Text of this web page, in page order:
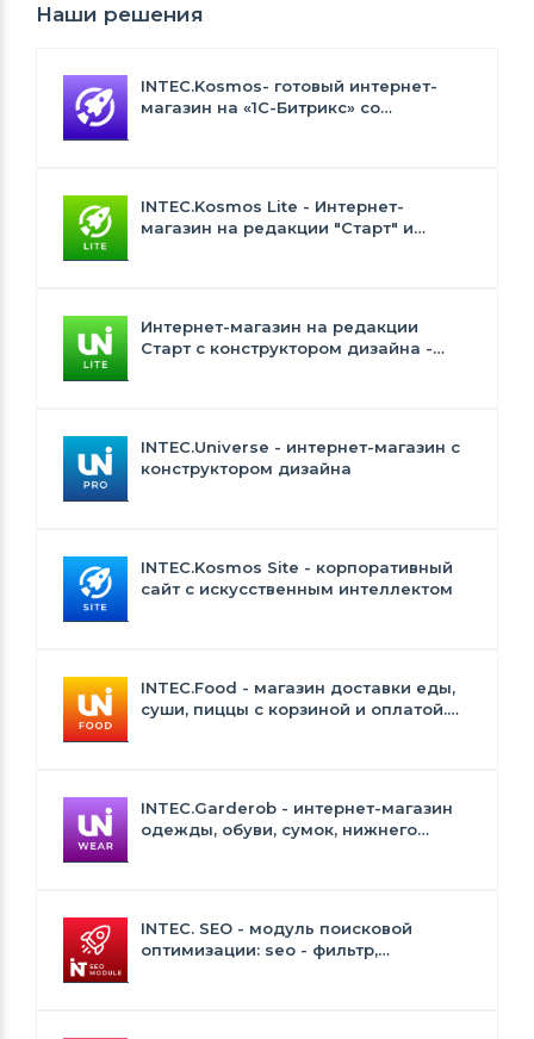
Наши решения
INTEC.Kosmos- готовый интернет-
магазин на «1С-Битрикс» со
INTEC.Kosmos Lite - Интернет-
магазин на редакции "Старт" и
Интернет-магазин на редакции
Старт с конструктором дизайна -
INTEC.Universe - интернет-магазин с
конструктором дизайна
INTEC.Kosmos Site - корпоративный
сайт с искусственным интеллектом
INTEC.Food - магазин доставки еды,
суши, пиццы с корзиной и оплатой.
INTEC.Garderob - интернет-магазин
одежды, обуви, сумок, нижнего
INTEC. SEO - модуль поисковой
оптимизации: seo - фильтр,